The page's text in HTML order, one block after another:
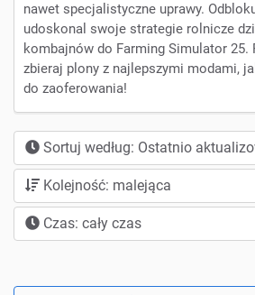
nawet specjalistyczne uprawy.
udoskonal swoje strategie rolnicze
kombajnów do Farming Simulator 25.
zbieraj plony z najlepszymi modami,
do zaoferowania!
Sortuj według: Ostatnio
Kolejność: malejąca
Czas: cały czas